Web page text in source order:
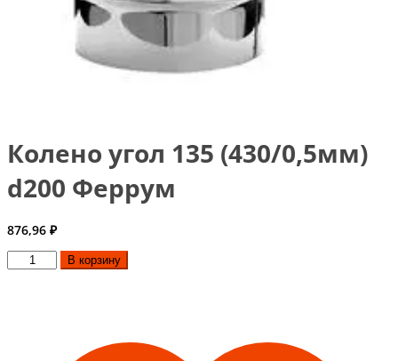
Колено угол 135 (430/0,5мм)
d200 Феррум
876,96 ₽
КоличествоВ корзину